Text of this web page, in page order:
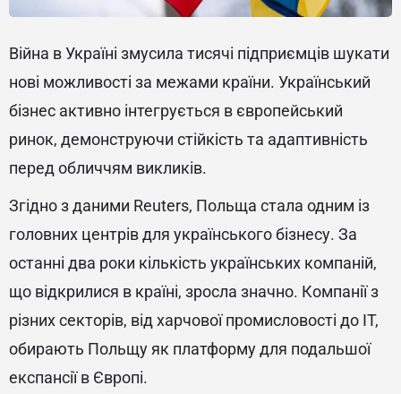
Війна в Україні змусила тисячі підприємців шукати
нові можливості за межами країни. Український
бізнес активно інтегрується в європейський
ринок, демонструючи стійкість та адаптивність
перед обличчям викликів.
Згідно з даними Reuters, Польща стала одним із
головних центрів для українського бізнесу. За
останні два роки кількість українських компаній,
що відкрилися в країні, зросла значно. Компанії з
різних секторів, від харчової промисловості до IT,
обирають Польщу як платформу для подальшої
експансії в Європі.